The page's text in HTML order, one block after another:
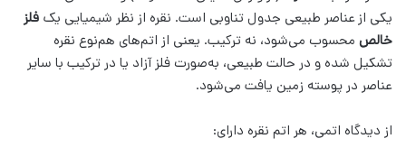
یکی از عناصر طبیعی جدول تناوبی است. نقره از نظر شیمیایی یک فلز
خالص محسوب می‌شود، نه ترکیب. یعنی از اتم‌های هم‌نوع نقره
تشکیل شده و در حالت طبیعی، به‌صورت فلز آزاد یا در ترکیب با سایر
عناصر در پوسته زمین یافت می‌شود.
از دیدگاه اتمی، هر اتم نقره دارای: